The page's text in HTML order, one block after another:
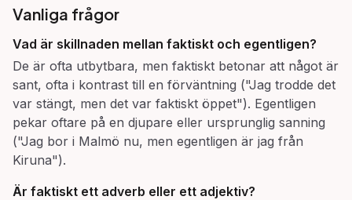
Vanliga frågor
Vad är skillnaden mellan faktiskt och egentligen?
De är ofta utbytbara, men faktiskt betonar att något är
sant, ofta i kontrast till en förväntning ("Jag trodde det
var stängt, men det var faktiskt öppet"). Egentligen
pekar oftare på en djupare eller ursprunglig sanning
("Jag bor i Malmö nu, men egentligen är jag från
Kiruna").
Är faktiskt ett adverb eller ett adjektiv?